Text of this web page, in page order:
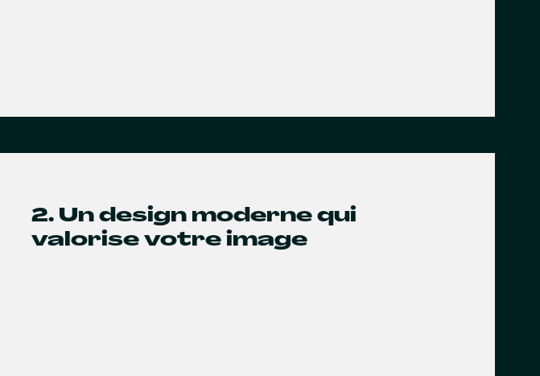
2. Un design moderne qui
valorise votre image